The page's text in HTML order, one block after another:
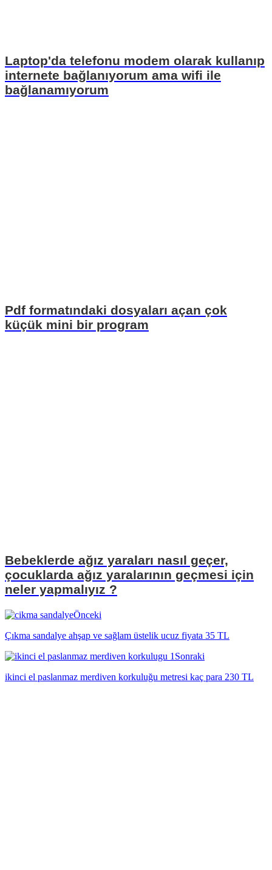
Laptop'da telefonu modem olarak kullanıp
internete bağlanıyorum ama wifi ile
bağlanamıyorum
Pdf formatındaki dosyaları açan çok
küçük mini bir program
Bebeklerde ağız yaraları nasıl geçer,
çocuklarda ağız yaralarının geçmesi için
neler yapmalıyız ?
Önceki
Çıkma sandalye ahşap ve sağlam üstelik ucuz fiyata 35 TL
Sonraki
ikinci el paslanmaz merdiven korkuluğu metresi kaç para 230 TL